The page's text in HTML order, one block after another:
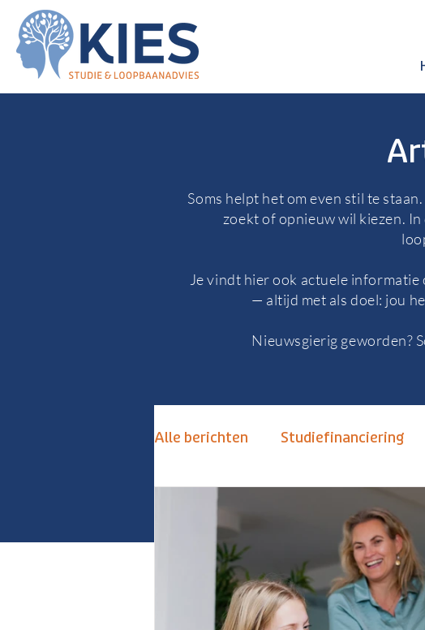
Soms helpt het om even stil te
zoekt of opnieuw wil kiezen.
Je vindt hier ook actuele
— altijd met als doel: jou
Nieuwsgierig geworden?
Alle berichten Studiefinanciering
Keuzestress Vermijden Hoger